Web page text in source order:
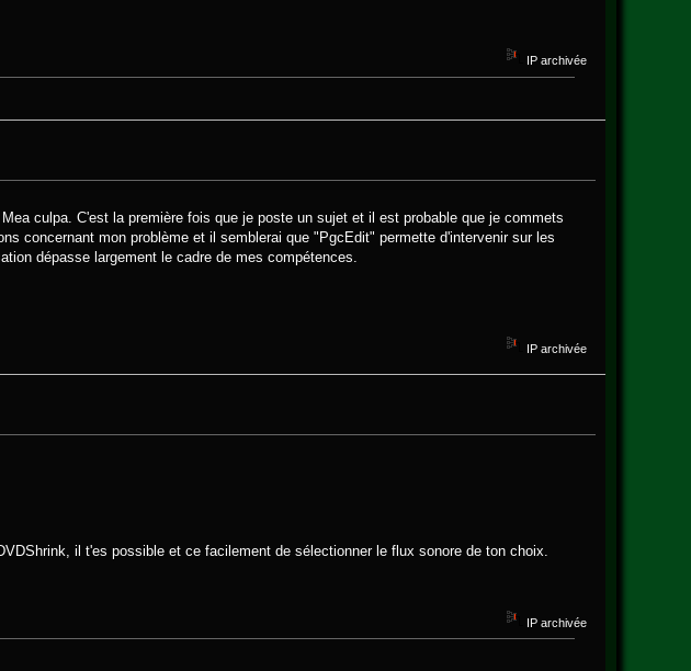
IP archivée
culpa. C'est la première fois que je poste un sujet et il est probable que je commets
concernant mon problème et il semblerai que "PgcEdit" permette d'intervenir sur les
dépasse largement le cadre de mes compétences.
IP archivée
il t'es possible et ce facilement de sélectionner le flux sonore de ton choix.
IP archivée